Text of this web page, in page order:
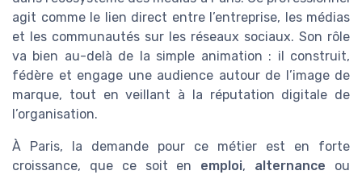
agit comme le lien direct entre l’entreprise, les médias
et les communautés sur les réseaux sociaux. Son rôle
va bien au-delà de la simple animation : il construit,
fédère et engage une audience autour de l’image de
marque, tout en veillant à la réputation digitale de
l’organisation.
À Paris, la demande pour ce métier est en forte
croissance, que ce soit en emploi, alternance ou